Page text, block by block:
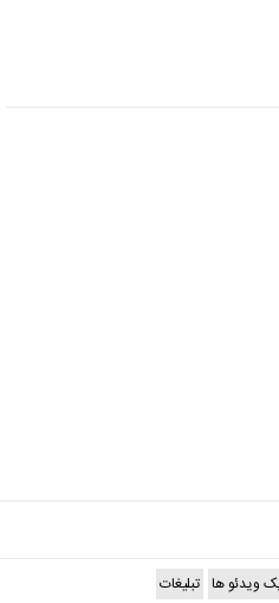
ویدئو ها تبلیغات